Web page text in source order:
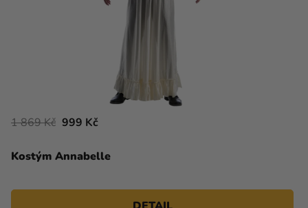
Kostým Annabelle
1 869 Kč 999 Kč